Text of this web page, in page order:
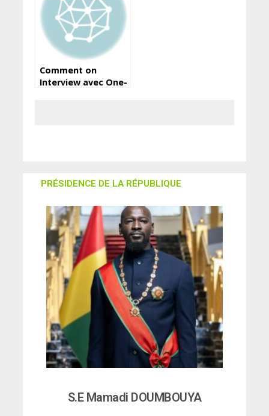
Comment on
Interview avec One-
PRÉSIDENCE DE LA RÉPUBLIQUE
S.E Mamadi DOUMBOUYA